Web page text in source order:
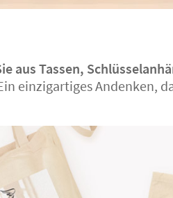
aus Tassen,
einzigartiges Andenken,